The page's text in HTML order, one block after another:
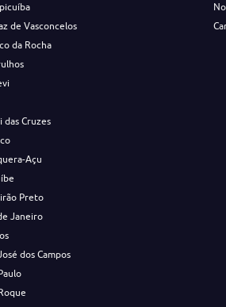
de Vasconcelos
da Rocha
das Cruzes
Açu
Preto
Janeiro
dos Campos